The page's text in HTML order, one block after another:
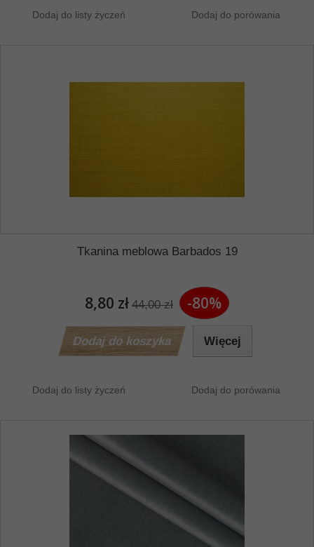
Dodaj do listy życzeń Dodaj do porówania
Tkanina meblowa Barbados 19
8,80 zł 44,00 zł -80%
Dodaj do koszyka Więcej
Dodaj do listy życzeń Dodaj do porówania